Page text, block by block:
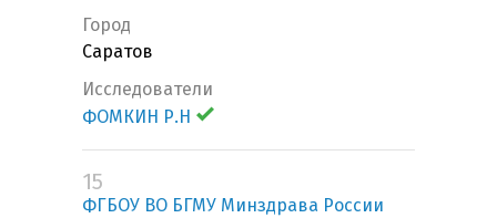
Город
Саратов
Исследователи
ФОМКИН Р.Н
15
ФГБОУ ВО БГМУ Минздрава России